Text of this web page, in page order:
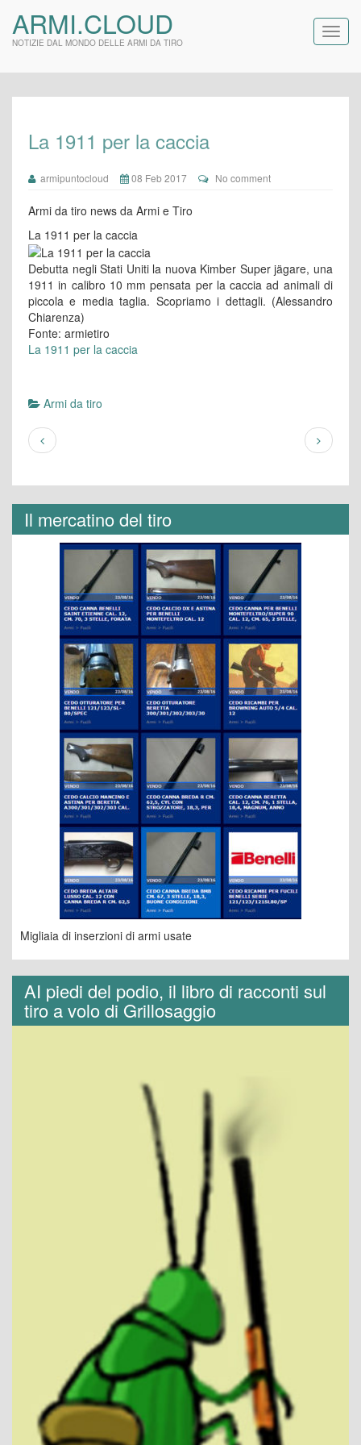
ARMI.CLOUD
NOTIZIE DAL MONDO DELLE ARMI DA TIRO
La 1911 per la caccia
armipuntocloud 08 Feb 2017 No comment
Armi da tiro news da Armi e Tiro
La 1911 per la caccia
Debutta negli Stati Uniti la nuova Kimber Super jägare, una
1911 in calibro 10 mm pensata per la caccia ad animali di
piccola e media taglia. Scopriamo i dettagli. (Alessandro
Chiarenza)
Fonte: armietiro
La 1911 per la caccia
Armi da tiro
Il mercatino del tiro
Migliaia di inserzioni di armi usate
AI piedi del podio, il libro di racconti sul
tiro a volo di Grillosaggio